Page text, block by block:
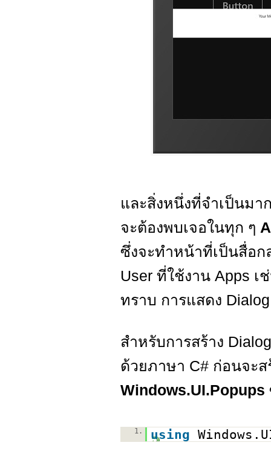
และสิ่งหนึ่งที่จำเป็นม
จะต้องพบเจอในทุก ๆ
ซึ่งจะทำหน้าที่เป็นสื่อก
User ที่ใช้งาน Apps
ทราบ การแสดง
สำหรับการสร้าง
ด้วยภาษา C# ก่อนจะส
Windows.UI.Popups
1. using